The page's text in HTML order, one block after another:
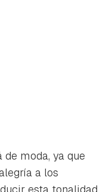
moda, ya que
a los